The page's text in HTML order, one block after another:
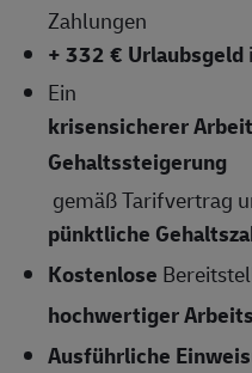
Zahlungen
+ 332 € Urlaubsgeld
Ein
krisensicherer
Gehaltssteigerung
gemäß Tarifvertrag
pünktliche
Kostenlose
hochwertiger
Ausführliche